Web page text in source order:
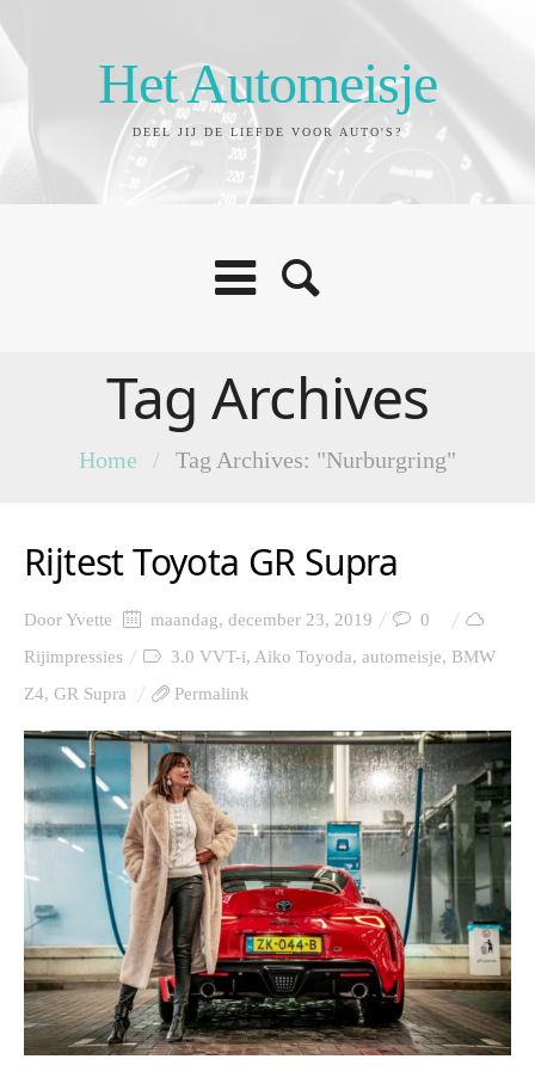
Het Automeisje
DEEL JIJ DE LIEFDE VOOR AUTO'S?
Tag Archives
Home / Tag Archives: "Nurburgring"
Rijtest Toyota GR Supra
DoorYvette maandag, december 23, 2019
0
Rijimpressies
3.0 VVT-i, Aiko Toyoda, automeisje, BMW
Z4, GR Supra Permalink